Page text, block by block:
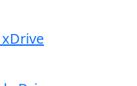
xDrive